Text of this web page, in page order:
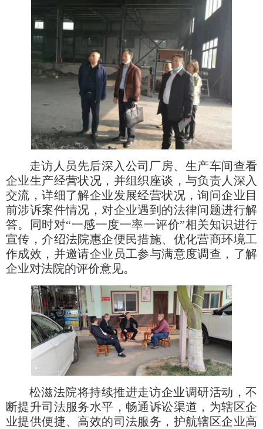
走访人员先后深入公司厂房、生产车间查看
企业生产经营状况，并组织座谈，与负责人深入
交流，详细了解企业发展经营状况，询问企业目
前涉诉案件情况，对企业遇到的法律问题进行解
答。同时对“一感一度一率一评价”相关知识进行
宣传，介绍法院惠企便民措施、优化营商环境工
作成效，并邀请企业员工参与满意度调查，了解
企业对法院的评价意见。
松滋法院将持续推进走访企业调研活动，不
断提升司法服务水平，畅通诉讼渠道，为辖区企
业提供便捷、高效的司法服务，护航辖区企业高